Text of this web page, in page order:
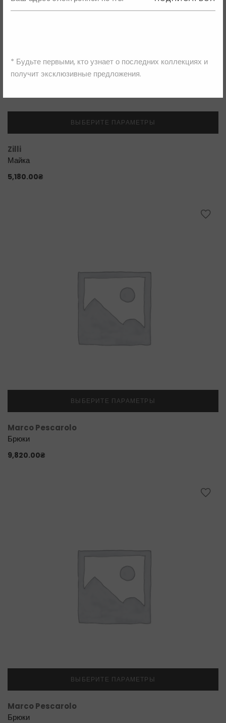
* Будьте первыми, кто узнает о последних коллекциях и
получит эксклюзивные предложения.
ВЫБЕРИТЕ ПАРАМЕТРЫ
Zilli
Майка
5,180.00₴
ВЫБЕРИТЕ ПАРАМЕТРЫ
Marco Pescarolo
Брюки
9,820.00₴
ВЫБЕРИТЕ ПАРАМЕТРЫ
Marco Pescarolo
Брюки